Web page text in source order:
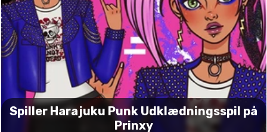
Spiller Harajuku Punk Udklædningsspil på
Prinxy